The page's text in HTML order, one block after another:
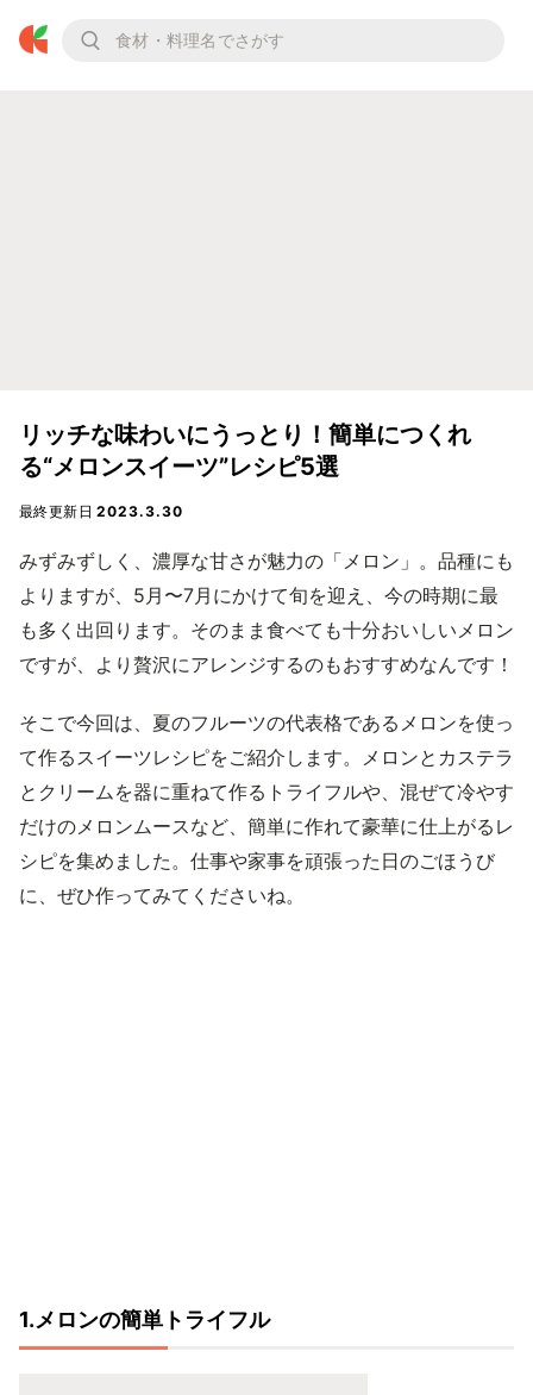
リッチな味わいにうっとり！簡単につくれ
る“メロンスイーツ”レシピ5選
最終更新日2023.3.30
みずみずしく、濃厚な甘さが魅力の「メロン」。品種にも
よりますが、5月〜7月にかけて旬を迎え、今の時期に最
も多く出回ります。そのまま食べても十分おいしいメロン
ですが、より贅沢にアレンジするのもおすすめなんです！
そこで今回は、夏のフルーツの代表格であるメロンを使っ
て作るスイーツレシピをご紹介します。メロンとカステラ
とクリームを器に重ねて作るトライフルや、混ぜて冷やす
だけのメロンムースなど、簡単に作れて豪華に仕上がるレ
シピを集めました。仕事や家事を頑張った日のごほうび
に、ぜひ作ってみてくださいね。
1.メロンの簡単トライフル